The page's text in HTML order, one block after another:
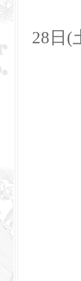
28日(